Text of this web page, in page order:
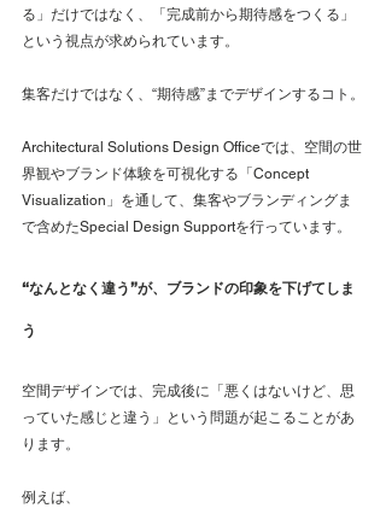
る」だけではなく、「完成前から期待感をつくる」
という視点が求められています。
集客だけではなく、“期待感”までデザインするコト。
Architectural Solutions Design Officeでは、空間の世
界観やブランド体験を可視化する「Concept
Visualization」を通して、集客やブランディングま
で含めたSpecial Design Supportを行っています。
“なんとなく違う”が、ブランドの印象を下げてしま
う
空間デザインでは、完成後に「悪くはないけど、思
っていた感じと違う」という問題が起こることがあ
ります。
例えば、